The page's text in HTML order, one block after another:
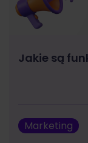
Jakie są
Marketing